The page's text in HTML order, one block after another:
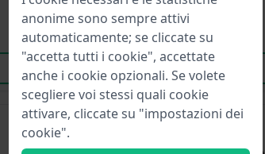
anonime sono sempre attivi
automaticamente; se cliccate su
"accetta tutti i cookie", accettate
anche i cookie opzionali. Se volete
scegliere voi stessi quali cookie
attivare, cliccate su "impostazioni dei
cookie".